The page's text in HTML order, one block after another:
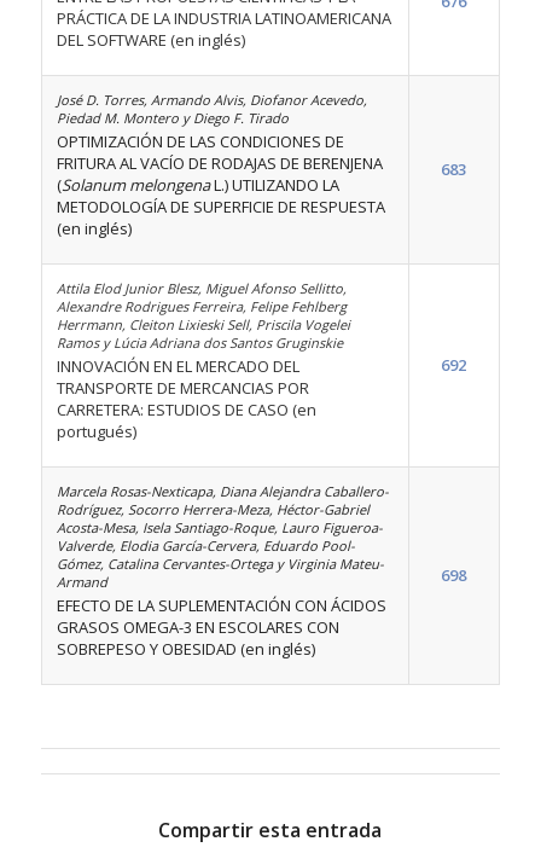
PRÁCTICA DE LA INDUSTRIA LATINOAMERICANA
DEL SOFTWARE (en inglés)
José D. Torres, Armando Alvis, Diofanor Acevedo,
Piedad M. Montero y Diego F. Tirado
OPTIMIZACIÓN DE LAS CONDICIONES DE
FRITURA AL VACÍO DE RODAJAS DE BERENJENA
(Solanum melongenaL.) UTILIZANDO LA
METODOLOGÍA DE SUPERFICIE DE RESPUESTA
(en inglés)
683
Attila Elod Junior Blesz, Miguel Afonso Sellitto,
Alexandre Rodrigues Ferreira, Felipe Fehlberg
Herrmann, Cleiton Lixieski Sell, Priscila Vogelei
Ramos y Lúcia Adriana dos Santos Gruginskie
INNOVACIÓN EN EL MERCADO DEL
TRANSPORTE DE MERCANCIAS POR
CARRETERA: ESTUDIOS DE CASO (en
portugués)
692
Marcela Rosas-Nexticapa, Diana Alejandra Caballero-
Rodríguez, Socorro Herrera-Meza, Héctor-Gabriel
Acosta-Mesa, Isela Santiago-Roque, Lauro Figueroa-
Valverde, Elodia García-Cervera, Eduardo Pool-
Gómez, Catalina Cervantes-Ortega y Virginia Mateu-
Armand
EFECTO DE LA SUPLEMENTACIÓN CON ÁCIDOS
GRASOS OMEGA-3 EN ESCOLARES CON
SOBREPESO Y OBESIDAD (en inglés)
698
Compartir esta entrada